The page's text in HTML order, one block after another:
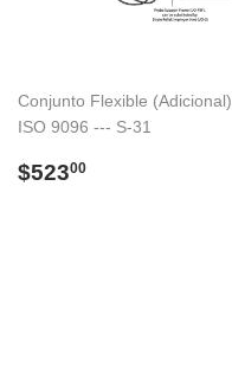
Conjunto Flexible (Adicional)
ISO 9096 --- S-31
Precio
$52300